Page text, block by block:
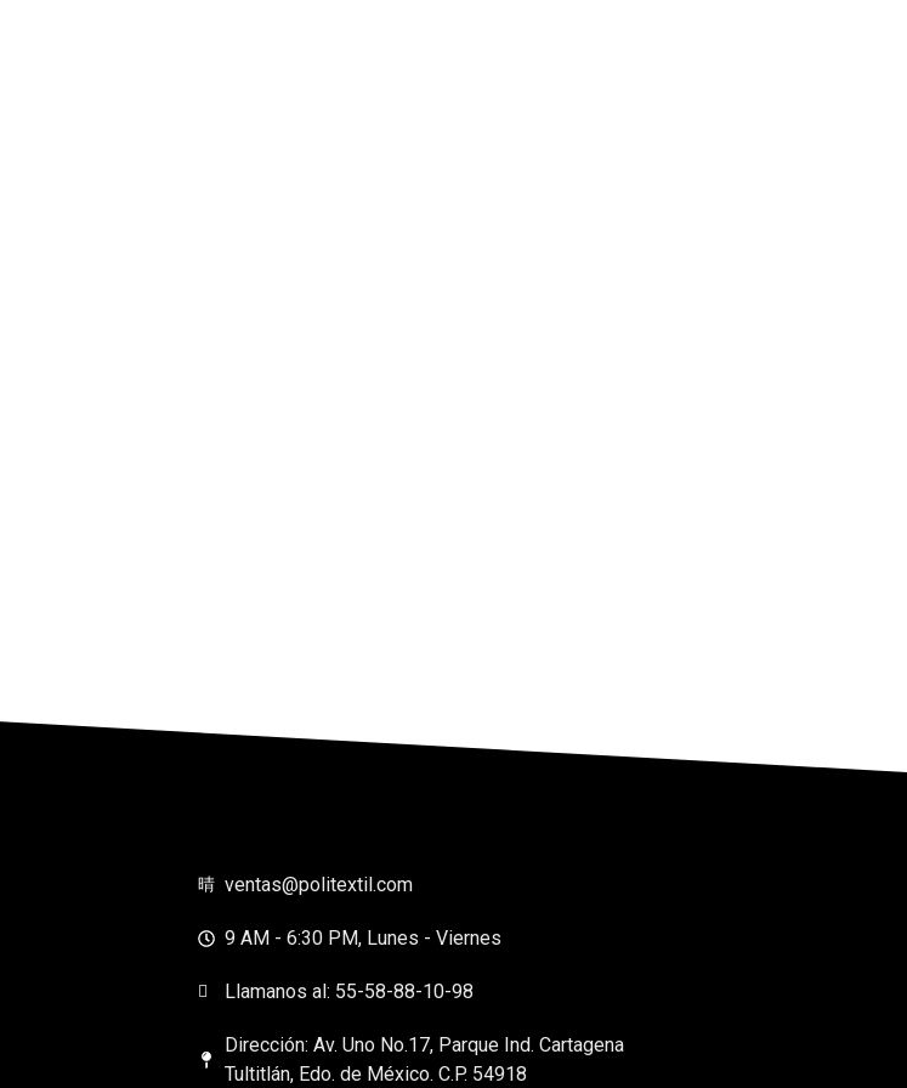
ventas@politextil.com
9 AM - 6:30 PM, Lunes - Viernes
Llamanos al: 55-58-88-10-98
Dirección: Av. Uno No.17, Parque Ind. Cartagena
Tultitlán, Edo. de México. C.P. 54918​